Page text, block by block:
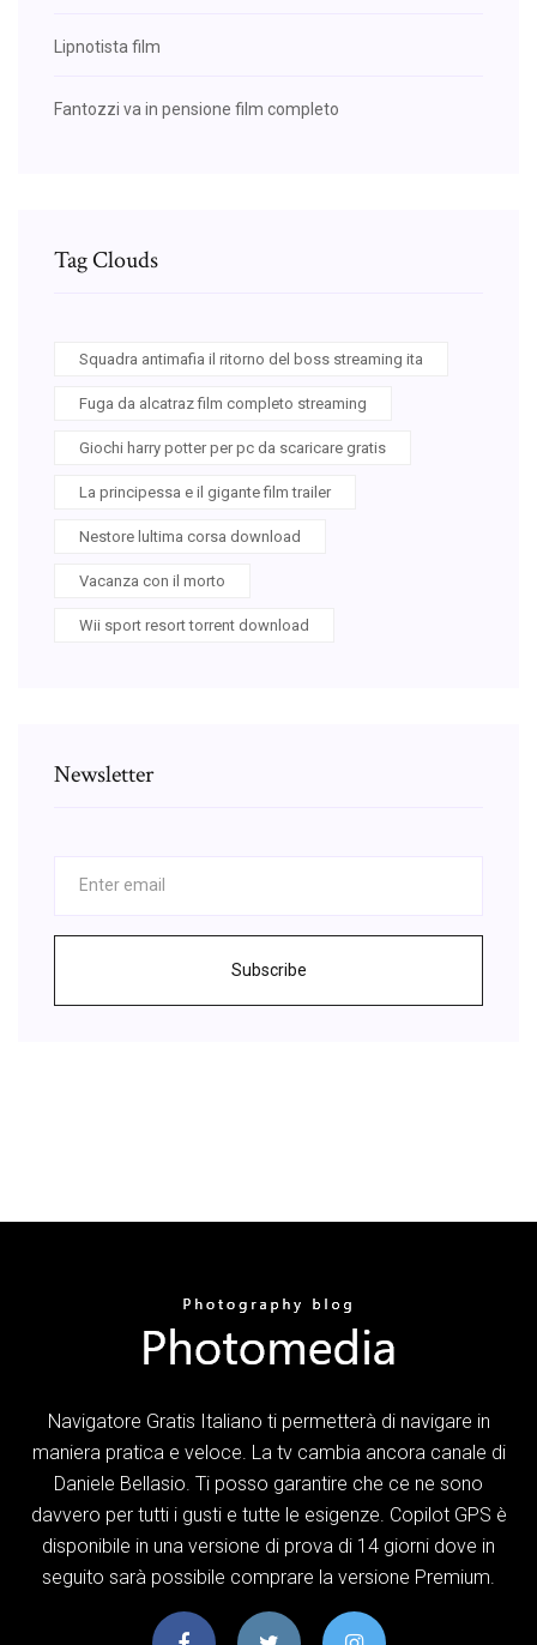
Lipnotista film
Fantozzi va in pensione film completo
Tag Clouds
Squadra antimafia il ritorno del boss streaming ita
Fuga da alcatraz film completo streaming
Giochi harry potter per pc da scaricare gratis
La principessa e il gigante film trailer
Nestore lultima corsa download
Vacanza con il morto
Wii sport resort torrent download
Newsletter
Subscribe
Navigatore Gratis Italiano ti permetterà di navigare in
maniera pratica e veloce. La tv cambia ancora canale di
Daniele Bellasio. Ti posso garantire che ce ne sono
davvero per tutti i gusti e tutte le esigenze. Copilot GPS è
disponibile in una versione di prova di 14 giorni dove in
seguito sarà possibile comprare la versione Premium.